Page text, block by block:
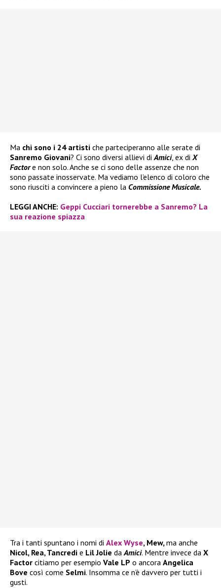
Ma chi sono i 24 artisti che parteciperanno alle serate di
Sanremo Giovani? Ci sono diversi allievi diAmici, ex diX
Factore non solo. Anche se ci sono delle assenze che non
sono passate inosservate. Ma vediamo l’elenco di coloro che
sono riusciti a convincere a pieno la Commissione Musicale.
LEGGI ANCHE: Geppi Cucciari tornerebbe a Sanremo? La
sua reazione spiazza
Tra i tanti spuntano i nomi di Alex Wyse, Mew,ma anche
Nicol, Rea, Tancredi e Lil Jolie daAmici. Mentre invece da X
Factor citiamo per esempio Vale LP o ancora Angelica
Bove così come Selmi. Insomma ce n’è davvero per tutti i
gusti.